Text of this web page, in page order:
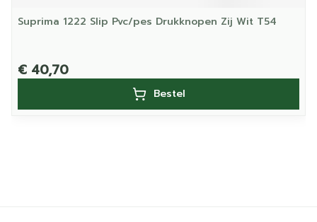
Suprima 1222 Slip Pvc/pes Drukknopen Zij Wit T54
€ 40,70
Bestel